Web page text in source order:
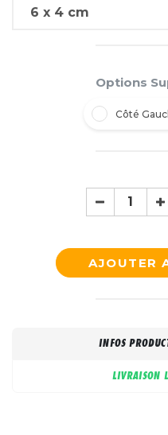
Options
Côté
AJOUTER
INFOS
LIVRAISON